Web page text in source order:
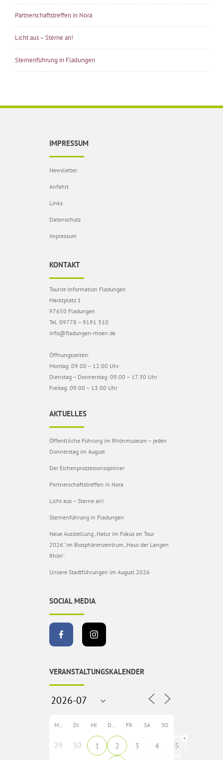
Partnerschaftstreffen in Nora
Licht aus – Sterne an!
Sternenführung in Fladungen
IMPRESSUM
Newsletter
Anfahrt
Links
Datenschutz
Impressum
KONTAKT
Tourist-Information Fladungen
Marktplatz 1
97650 Fladungen
Tel. 09778 – 9191 310
info@fladungen-rhoen.de
Öffnungszeiten:
Montag: 09.00 – 12.00 Uhr
Dienstag – Donnerstag: 09.00 – 17.30 Uhr
Freitag: 09.00 – 13.00 Uhr
AKTUELLES
Öffentlilche Führung im Rhönmuseum – jeden
Donnerstag im August
Der Eichenprozzesionsspinner
Partnerschaftstreffen in Nora
Licht aus – Sterne an!
Sternenführung in Fladungen
Neue Ausstellung „Natur im Fokus on Tour
2026“ im Biosphärenzentrum „Haus der Langen
Rhön“
Unsere Stadtführungen im August 2026
SOCIAL MEDIA
VERANSTALTUNGSKALENDER
MO DI MI DO FR SA SO
29 30 1 2 3 4 5
+